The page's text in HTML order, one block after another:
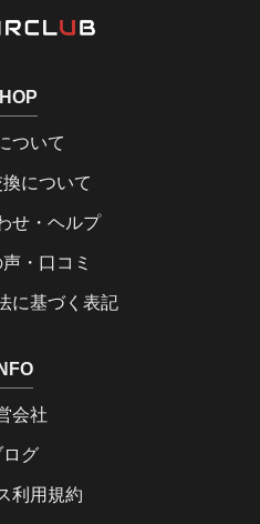
ついて
について
せ・ヘルプ
・口コミ
に基づく表記
INFO
会社
ログ
利用規約